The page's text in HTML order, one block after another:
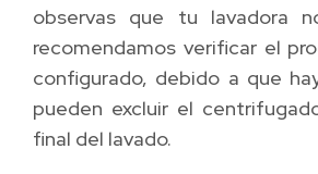
observas que tu lavadora
recomendamos verificar el
configurado, debido a que
pueden excluir el
final del lavado.